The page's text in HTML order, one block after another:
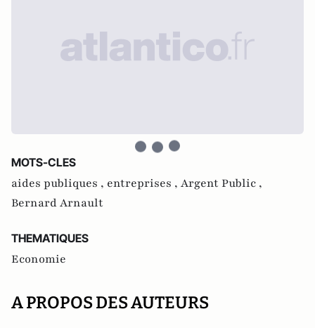
MOTS-CLES
aides publiques , entreprises , Argent Public ,
Bernard Arnault
THEMATIQUES
Economie
A PROPOS DES AUTEURS